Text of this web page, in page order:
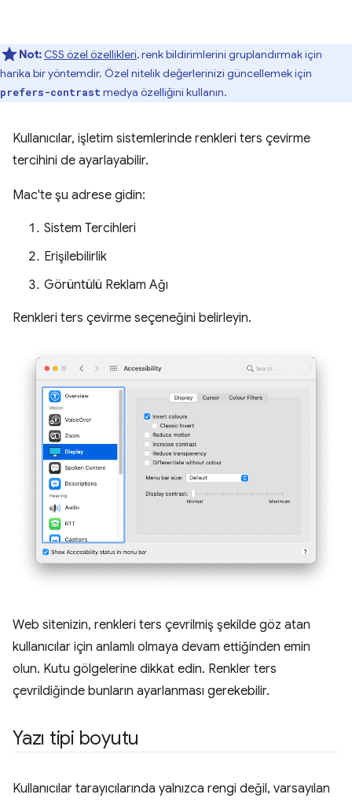
Not: CSS özel özellikleri, renk bildirimlerini gruplandırmak için
harika bir yöntemdir. Özel nitelik değerlerinizi güncellemek için
prefers-contrast medya özelliğini kullanın.
Kullanıcılar, işletim sistemlerinde renkleri ters çevirme
tercihini de ayarlayabilir.
Mac'te şu adrese gidin:
Sistem Tercihleri
Erişilebilirlik
Görüntülü Reklam Ağı
Renkleri ters çevirme seçeneğini belirleyin.
Web sitenizin, renkleri ters çevrilmiş şekilde göz atan
kullanıcılar için anlamlı olmaya devam ettiğinden emin
olun. Kutu gölgelerine dikkat edin. Renkler ters
çevrildiğinde bunların ayarlanması gerekebilir.
Yazı tipi boyutu
Kullanıcılar tarayıcılarında yalnızca rengi değil, varsayılan